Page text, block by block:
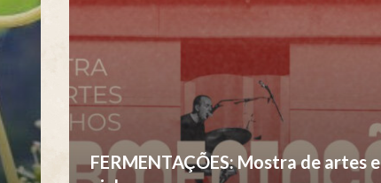
FERMENTAÇÕES: Mostra de artes e